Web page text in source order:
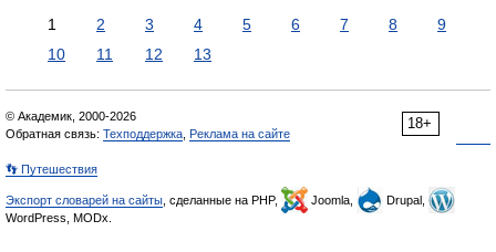
1 2 3 4 5 6 7 8
9
10
11 12 13
18+
© Академик, 2000-2026
Обратная связь: Техподдержка Реклама на сайте
👣 Путешествия
Экспорт словарей на сайты , сделанные на PHP, Joomla,
Drupal,
WordPress, MODx.